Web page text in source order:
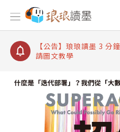
【公告】琅琅讀墨數位
【公告】琅琅讀墨書櫃
【公告】琅琅讀墨 3 分
請圖文教學
【公告】因 Readmoo
停部分閱讀服務